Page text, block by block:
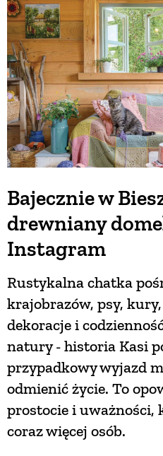
Bajecznie w
drewniany
Instagram
Rustykalna chatka
krajobrazów, psy,
dekoracje i
natury - historia Kasi
przypadkowy wyjazd
odmienić życie. To
prostocie i uważności,
coraz więcej osób.
NATURALNA